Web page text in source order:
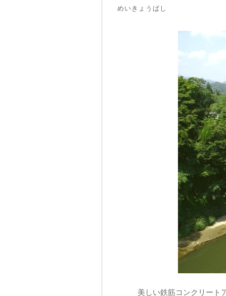
めいきょうばし
美しい鉄筋コンクリート